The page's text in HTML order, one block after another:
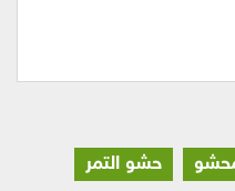
حشو التمر